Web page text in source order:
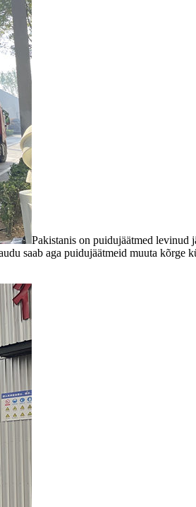
Pakistanis on puidujäätmed levinud
saab aga puidujäätmeid muuta kõrge